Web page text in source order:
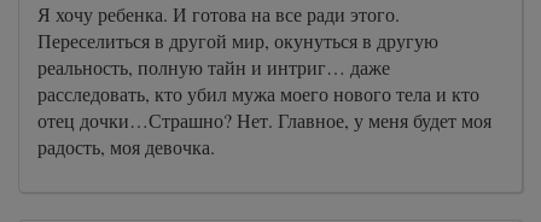
Я хочу ребенка. И готова на все ради этого.
Переселиться в другой мир, окунуться в другую
реальность, полную тайн и интриг… даже
расследовать, кто убил мужа моего нового тела и кто
отец дочки…Страшно? Нет. Главное, у меня будет моя
радость, моя девочка.